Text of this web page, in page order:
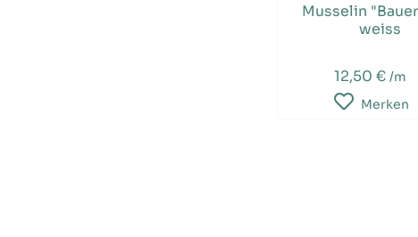
Musselin
weiss
12,50 € /m
Merken